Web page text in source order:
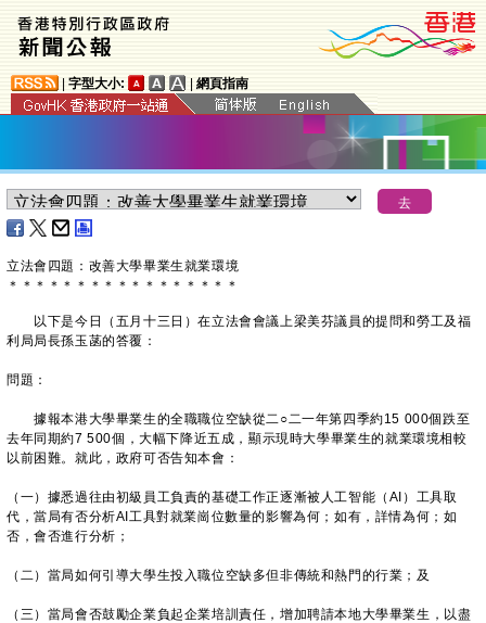
字型大小: 網頁指南
立法會四題：改善大學畢業生就業環境
＊ ＊ ＊ ＊ ＊ ＊ ＊ ＊ ＊ ＊ ＊ ＊ ＊ ＊ ＊ ＊ ＊
​以下是今日（五月十三日）在立法會會議上梁美芬議員的提問和勞工及福
利局局長孫玉菡的答覆：
問題：
據報本港大學畢業生的全職職位空缺從二○二一年第四季約15 000個跌至
去年同期約7 500個，大幅下降近五成，顯示現時大學畢業生的就業環境相較
以前困難。就此，政府可否告知本會：
（一）據悉過往由初級員工負責的基礎工作正逐漸被人工智能（AI）工具取
代，當局有否分析AI工具對就業崗位數量的影響為何；如有，詳情為何；如
否，會否進行分析；
（二）當局如何引導大學生投入職位空缺多但非傳統和熱門的行業；及
（三）當局會否鼓勵企業負起企業培訓責任，增加聘請本地大學畢業生，以盡